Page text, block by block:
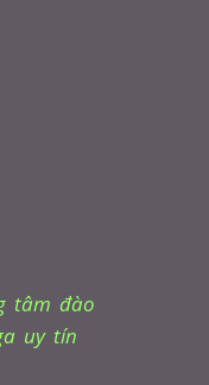
tâm đào
uy tín